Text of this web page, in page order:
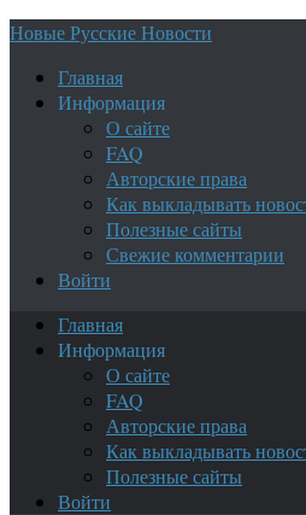
Новые Русские Новости
Главная
Информация
О сайте
FAQ
Авторские права
Как выкладывать
Полезные сайты
Свежие комментарии
Войти
Главная
Информация
О сайте
FAQ
Авторские права
Как выкладывать
Полезные сайты
Войти